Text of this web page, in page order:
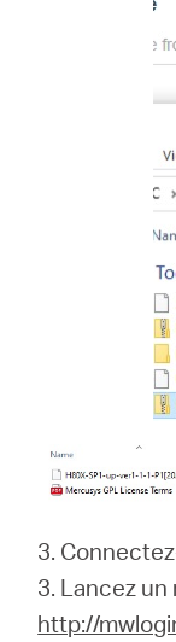
3.
3. Lancez
http://